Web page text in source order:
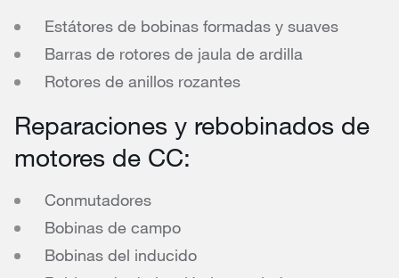
Estátores de bobinas formadas y suaves
Barras de rotores de jaula de ardilla
Rotores de anillos rozantes
Reparaciones y rebobinados de
motores de CC:
Conmutadores
Bobinas de campo
Bobinas del inducido